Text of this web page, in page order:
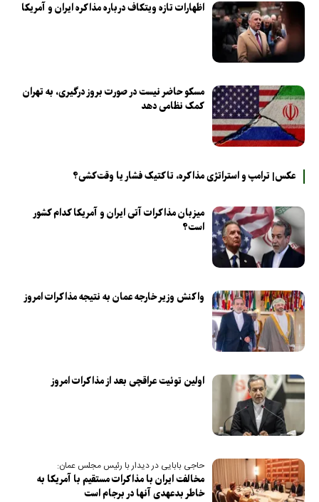
اظهارات تازه ویتکاف درباره مذاکره ایران و آمریکا
مسکو حاضر نیست در صورت بروز درگیری، به تهران
کمک نظامی دهد
عکس| ترامپ و استراتژی مذاکره، تاکتیک فشار یا وقت‌کشی؟
میزبان مذاکرات آتی ایران و آمریکا کدام کشور
است؟
واکنش وزیر خارجه عمان به نتیجه مذاکرات امروز
اولین توئیت عراقچی بعد از مذاکرات امروز
حاجی بابایی در دیدار با رئیس مجلس عمان:
مخالفت ایران با مذاکرات مستقیم با آمریکا به
خاطر بدعهدی آنها در برجام است